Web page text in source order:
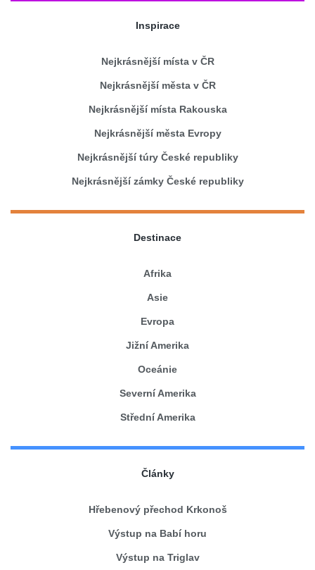
Inspirace
Nejkrásnější místa v ČR
Nejkrásnější města v ČR
Nejkrásnější místa Rakouska
Nejkrásnější města Evropy
Nejkrásnější túry České republiky
Nejkrásnější zámky České republiky
Destinace
Afrika
Asie
Evropa
Jižní Amerika
Oceánie
Severní Amerika
Střední Amerika
Články
Hřebenový přechod Krkonoš
Výstup na Babí horu
Výstup na Triglav